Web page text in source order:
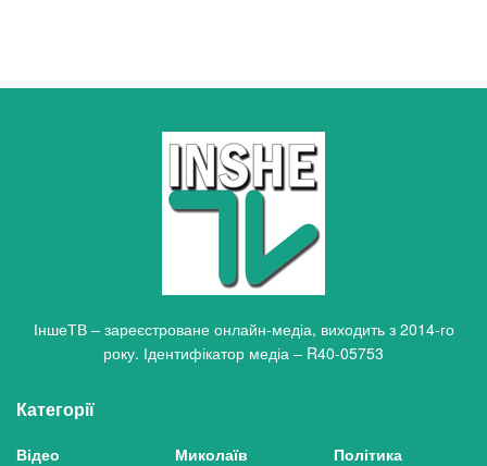
ІншеТВ – зареєстроване онлайн-медіа, виходить з 2014-го
року. Ідентифікатор медіа – R40-05753
Категорії
Відео
Миколаїв
Політика